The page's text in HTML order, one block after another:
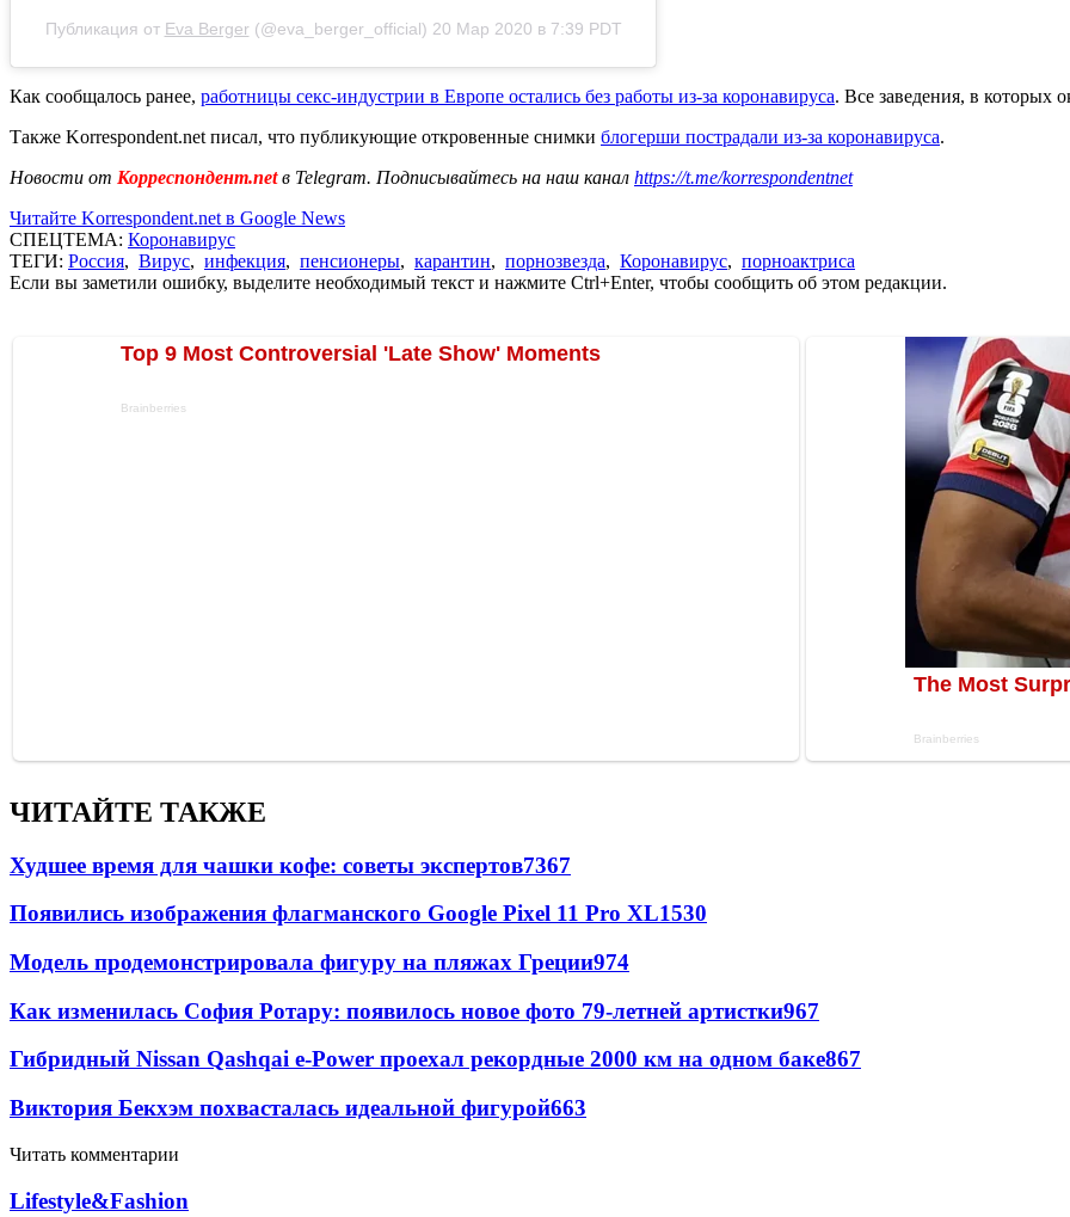
Публикация от Eva Berger (@eva_berger_official) 20 Мар 2020 в 7:39 PDT
Как сообщалось ранее, работницы секс-индустрии в Европе остались без работы из-за коронавируса. Все заведения, в которых
Также Korrespondent.net писал, что публикующие откровенные снимки блогерши пострадали из-за коронавируса.
Новости от Корреспондент.netв Telegram. Подписывайтесь на наш канал https://t.me/korrespondentnet
Читайте Korrespondent.net в Google News
СПЕЦТЕМА: Коронавирус
ТЕГИ: Россия, Вирус, инфекция, пенсионеры, карантин, порнозвезда, Коронавирус, порноактриса
Если вы заметили ошибку, выделите необходимый текст и нажмите Ctrl+Enter, чтобы сообщить об этом редакции.
ЧИТАЙТЕ ТАКЖЕ
Худшее время для чашки кофе: советы экспертов7367
Появились изображения флагманского Google Pixel 11 Pro XL1530
Модель продемонстрировала фигуру на пляжах Греции974
Как изменилась София Ротару: появилось новое фото 79-летней артистки967
Гибридный Nissan Qashqai e-Power проехал рекордные 2000 км на одном баке867
Виктория Бекхэм похвасталась идеальной фигурой663
Читать комментарии
Lifestyle&Fashion